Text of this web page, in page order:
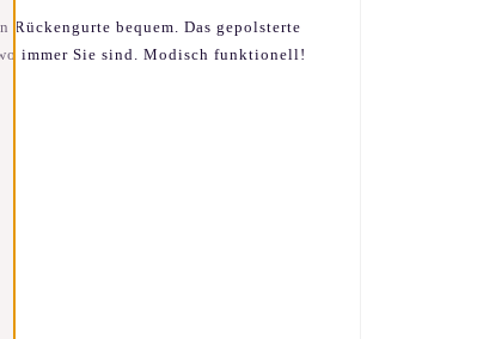
bequem. Das gepolsterte
immer Sie sind. Modisch funktionell!